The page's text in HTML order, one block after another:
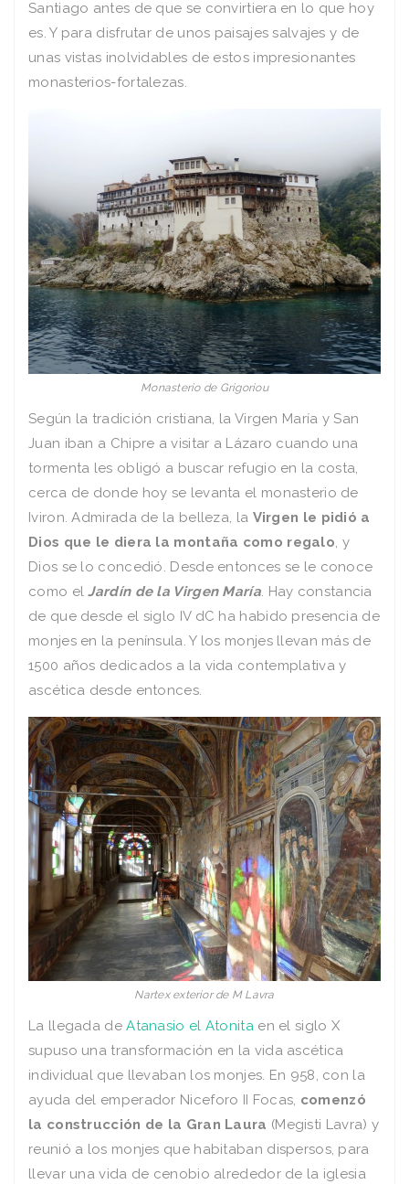
Santiago antes de que se convirtiera en lo que hoy
es. Y para disfrutar de unos paisajes salvajes y de
unas vistas inolvidables de estos impresionantes
monasterios-fortalezas.
Monasterio de Grigoriou
Según la tradición cristiana, la Virgen María y San
Juan iban a Chipre a visitar a Lázaro cuando una
tormenta les obligó a buscar refugio en la costa,
cerca de donde hoy se levanta el monasterio de
Iviron. Admirada de la belleza, la Virgen le pidió a
Dios que le diera la montaña como regalo, y
Dios se lo concedió. Desde entonces se le conoce
como elJardín de la Virgen María. Hay constancia
de que desde el siglo IV dC ha habido presencia de
monjes en la península. Y los monjes llevan más de
1500 años dedicados a la vida contemplativa y
ascética desde entonces.
Nartex exterior de M Lavra
La llegada deAtanasio el Atonitaen el siglo X
supuso una transformación en la vida ascética
individual que llevaban los monjes. En 958, con la
ayuda del emperador Niceforo II Focas, comenzó
la construcción de la Gran Laura (Megisti Lavra) y
reunió a los monjes que habitaban dispersos, para
llevar una vida de cenobio alrededor de la iglesia